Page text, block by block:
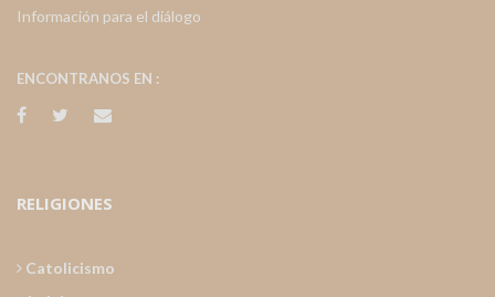
Información para el diálogo
ENCONTRANOS EN :
RELIGIONES
Catolicismo